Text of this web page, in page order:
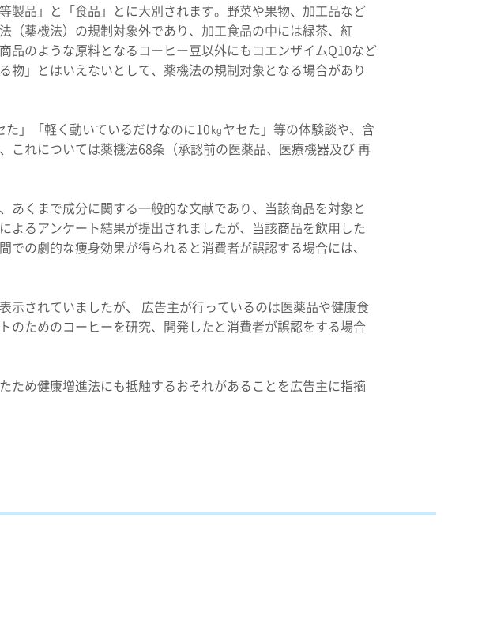
製品」と「食品」とに大別されます。野菜や果物、加工品など
薬機法）の規制対象外であり、加工食品の中には緑茶、紅
のような原料となるコーヒー豆以外にもコエンザイムQ10など
」とはいえないとして、薬機法の規制対象となる場合があり
」「軽く動いているだけなのに10㎏ヤセた」等の体験談や、含
これについては薬機法68条（承認前の医薬品、医療機器及び 再
くまで成分に関する一般的な文献であり、当該商品を対象と
よるアンケート結果が提出されましたが、当該商品を飲用した
の劇的な痩身効果が得られると消費者が誤認する場合には、
示されていましたが、 広告主が行っているのは医薬品や健康食
のためのコーヒーを研究、開発したと消費者が誤認をする場合
ため健康増進法にも抵触するおそれがあることを広告主に指摘